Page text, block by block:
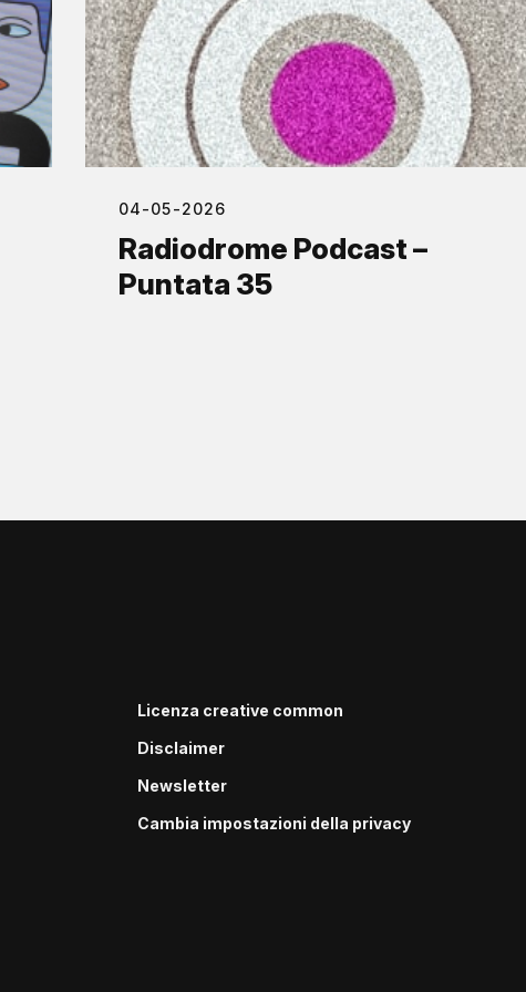
04-05-2026
Radiodrome Podcast –
Puntata 35
Licenza creative common
Disclaimer
Newsletter
Cambia impostazioni della privacy